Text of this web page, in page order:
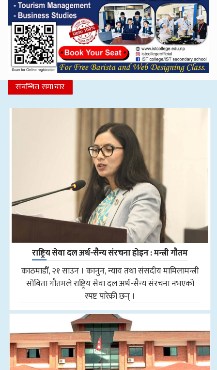
संबन्धित समाचार
राष्ट्रिय सेवा दल अर्ध-सैन्य संरचना होइन : मन्त्री गौतम
काठमाडौँ, २१ साउन । कानुन, न्याय तथा संसदीय मामिलामन्त्री
सोबिता गौतमले राष्ट्रिय सेवा दल अर्ध-सैन्य संरचना नभएको
स्पष्ट पारेकी छन् ।